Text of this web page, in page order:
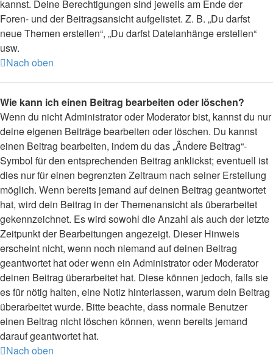
kannst. Deine Berechtigungen sind jeweils am Ende der
Foren- und der Beitragsansicht aufgelistet. Z. B. „Du darfst
neue Themen erstellen“, „Du darfst Dateianhänge erstellen“
usw.
Nach oben
Wie kann ich einen Beitrag bearbeiten oder löschen?
Wenn du nicht Administrator oder Moderator bist, kannst du nur
deine eigenen Beiträge bearbeiten oder löschen. Du kannst
einen Beitrag bearbeiten, indem du das „Ändere Beitrag“-
Symbol für den entsprechenden Beitrag anklickst; eventuell ist
dies nur für einen begrenzten Zeitraum nach seiner Erstellung
möglich. Wenn bereits jemand auf deinen Beitrag geantwortet
hat, wird dein Beitrag in der Themenansicht als überarbeitet
gekennzeichnet. Es wird sowohl die Anzahl als auch der letzte
Zeitpunkt der Bearbeitungen angezeigt. Dieser Hinweis
erscheint nicht, wenn noch niemand auf deinen Beitrag
geantwortet hat oder wenn ein Administrator oder Moderator
deinen Beitrag überarbeitet hat. Diese können jedoch, falls sie
es für nötig halten, eine Notiz hinterlassen, warum dein Beitrag
überarbeitet wurde. Bitte beachte, dass normale Benutzer
einen Beitrag nicht löschen können, wenn bereits jemand
darauf geantwortet hat.
Nach oben